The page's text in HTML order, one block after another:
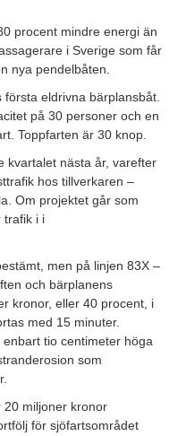
procent mindre energi än
i Sverige som får
nya pendelbåten.
eldrivna bärplansbåt.
på 30 personer och en
Toppfarten är 30 knop.
kvartalet nästa år, varefter
hos tillverkaren –
Om projektet går som
trafik i i
men på linjen 83X –
och bärplanens
kronor, eller 40 procent, i
med 15 minuter.
tio centimeter höga
som
20 miljoner kronor
för sjöfartsområdet